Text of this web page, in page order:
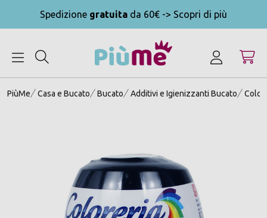
Spedizione gratuita da 60€ -> Scopri di più
PiùMe Casa e Bucato Bucato Additivi e Igienizzanti Bucato